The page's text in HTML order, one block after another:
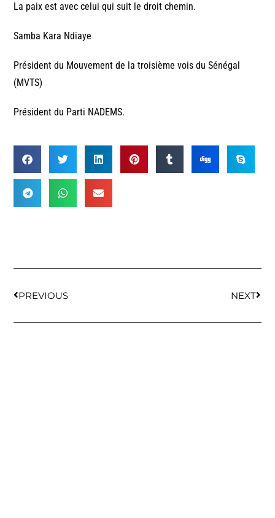
La paix est avec celui qui suit le droit chemin.
Samba Kara Ndiaye
Président du Mouvement de la troisième vois du Sénégal
(MVTS)
Président du Parti NADEMS.
PREVIOUS NEXT